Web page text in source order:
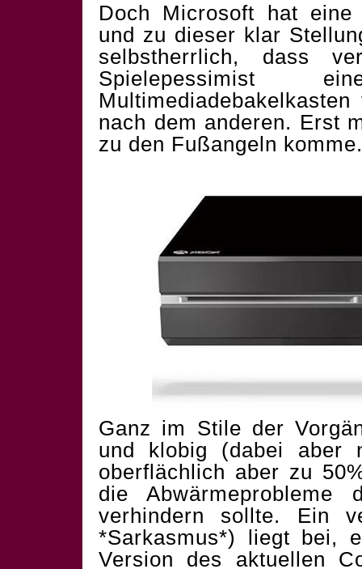
Doch Microsoft hat
und zu dieser klar
selbstherrlich, dass
Spielepessimist
nach dem anderen. Erst
zu den Fußangeln komme.
Ganz im Stile der
und klobig (dabei aber
oberflächlich aber zu
die Abwärmeprobleme
verhindern sollte. Ein
*Sarkasmus*) liegt bei,
Version des aktuellen